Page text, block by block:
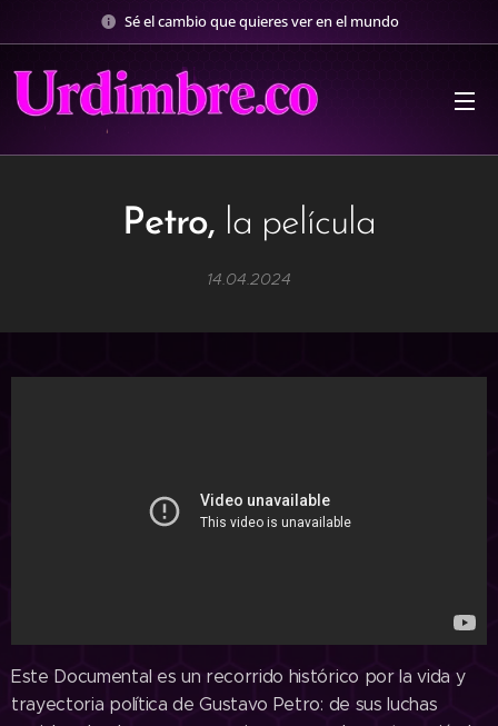
Sé el cambio que quieres ver en el mundo
Petro,la película
14.04.2024
Este Documental es un recorrido histórico por la vida y
trayectoria política de Gustavo Petro: de sus luchas